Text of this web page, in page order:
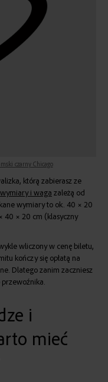
czarny Chicago
którą zabierasz ze
wymiary i waga zależą od
wymiary to ok. 40 × 20
40 × 20 cm (klasyczny
wliczony w cenę biletu,
kończy się opłatą na
Dlatego zanim zaczniesz
i
mieć